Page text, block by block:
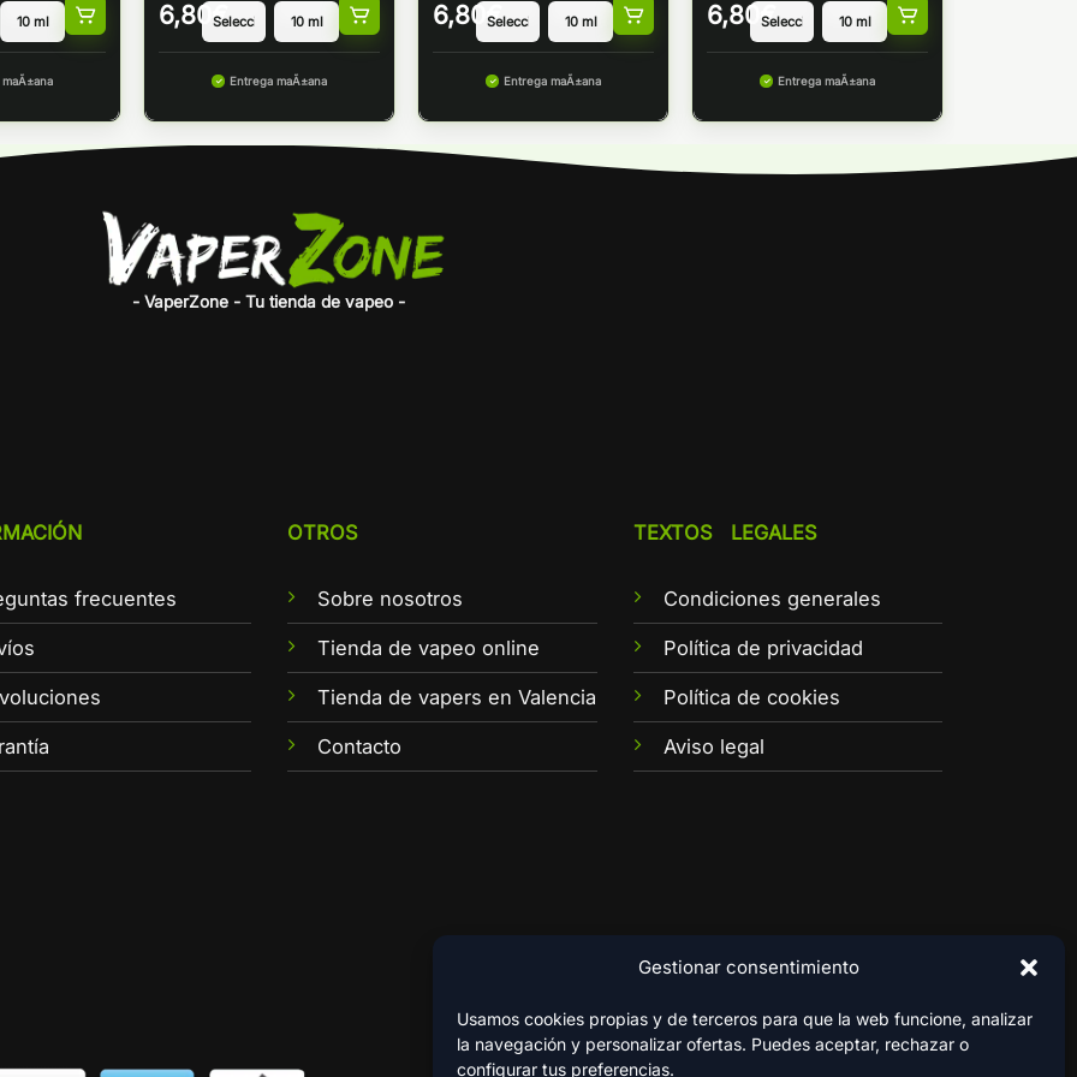
Gestionar consentimiento
Usamos cookies propias y de terceros para que la web funcione, analizar
la navegación y personalizar ofertas. Puedes aceptar, rechazar o
configurar tus preferencias.
6,80 €
Entrega maÃ±ana
6,80 €
Entrega maÃ±ana
6,80 €
Entrega maÃ±ana
- VaperZone - Tu tienda de vapeo -
frecuentes
OTROS
Sobre nosotros
Tienda de vapeo online
Tienda de vapers en Valencia
Contacto
TEXTOS LEGALES
Condiciones generales
Política de privacidad
Política de cookies
Aviso legal